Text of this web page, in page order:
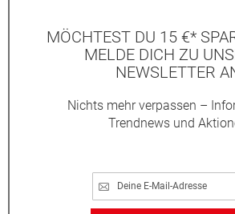
MÖCHTEST DU 15 €*
MELDE DICH ZU
NEWSLETTER
Nichts mehr verpassen –
Trendnews und